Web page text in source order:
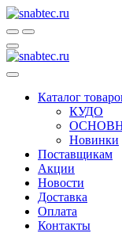
Каталог
КУДО
Новинки
Поставщикам
Акции
Новости
Доставка
Оплата
Контакты